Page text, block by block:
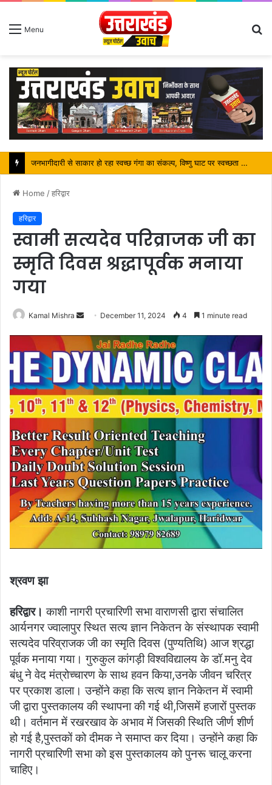
Menu
पर्यटन मंत्री ने किया ट्रैवल एंड टूरिज्म फेयर (TTF) में प्रतिभाग
Home /हरिद्वार
हरिद्वार
स्वामी सत्यदेव परिव्राजक जी का
स्मृति दिवस श्रद्धापूर्वक मनाया
गया
Kamal Mishra
Send
email
December 11, 2024 4 1 minute read
श्रवण झा
हरिद्वार। काशी नागरी प्रचारिणी सभा वाराणसी द्वारा संचालित
आर्यनगर ज्वालापुर स्थित सत्य ज्ञान निकेतन के संस्थापक स्वामी
सत्यदेव परिव्राजक जी का स्मृति दिवस (पुण्यतिथि) आज श्रद्धा
पूर्वक मनाया गया। गुरुकुल कांगड़ी विश्वविद्यालय के डॉ.मनु देव
बंधु ने वेद मंत्रोच्चारण के साथ हवन किया,उनके जीवन चरित्र
पर प्रकाश डाला। उन्होंने कहा कि सत्य ज्ञान निकेतन में स्वामी
जी द्वारा पुस्तकालय की स्थापना की गई थी,जिसमें हजारों पुस्तक
थी। वर्तमान में रखरखाव के अभाव में जिसकी स्थिति जीर्ण शीर्ण
हो गई है,पुस्तकों को दीमक ने समाप्त कर दिया। उन्होंने कहा कि
नागरी प्रचारिणी सभा को इस पुस्तकालय को पुनरू चालू करना
चाहिए।